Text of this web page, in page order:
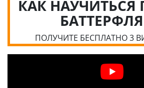
КАК НАУЧИТЬСЯ
ПОЛУЧИТЕ БЕСПЛАТНО 3